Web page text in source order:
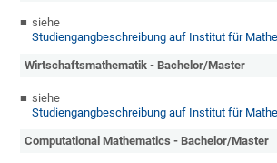
siehe
Studiengangbeschreibung auf Institut für
Wirtschaftsmathematik - Bachelor/Master
siehe
Studiengangbeschreibung auf Institut für
Computational Mathematics - Bachelor/Master